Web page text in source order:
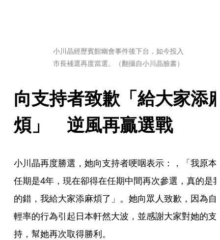
小川晶經歷賓館幽會事件後下台，如今投入
市長補選再度當選。（翻攝自小川晶臉書）
向支持者致歉「給大家添
煩」　逆風再贏選戰
小川晶再度勝選，她向支持者哽咽表示：，「我原本
任期是4年，現在卻得在任期中間再次參選，真的是
的錯，我給大家添麻煩了」。她向眾人致歉，因為自
輕率的行為引起日本軒然大波，並感謝大家對她的支
持，幫她再次取得勝利。